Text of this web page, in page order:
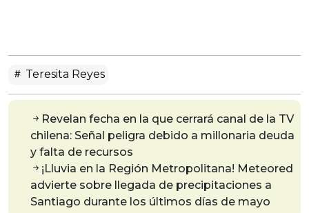
Teresita Reyes
Revelan fecha en la que cerrará canal de la TV
chilena: Señal peligra debido a millonaria deuda
y falta de recursos
¡Lluvia en la Región Metropolitana! Meteored
advierte sobre llegada de precipitaciones a
Santiago durante los últimos días de mayo